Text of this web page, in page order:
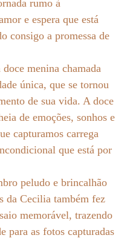
rumo à
e espera que está
consigo a promessa de
menina chamada
única, que se tornou
de sua vida. A doce
de emoções, sonhos e
capturamos carrega
que está por
peludo e brincalhão
da Cecilia também fez
memorável, trazendo
para as fotos capturadas